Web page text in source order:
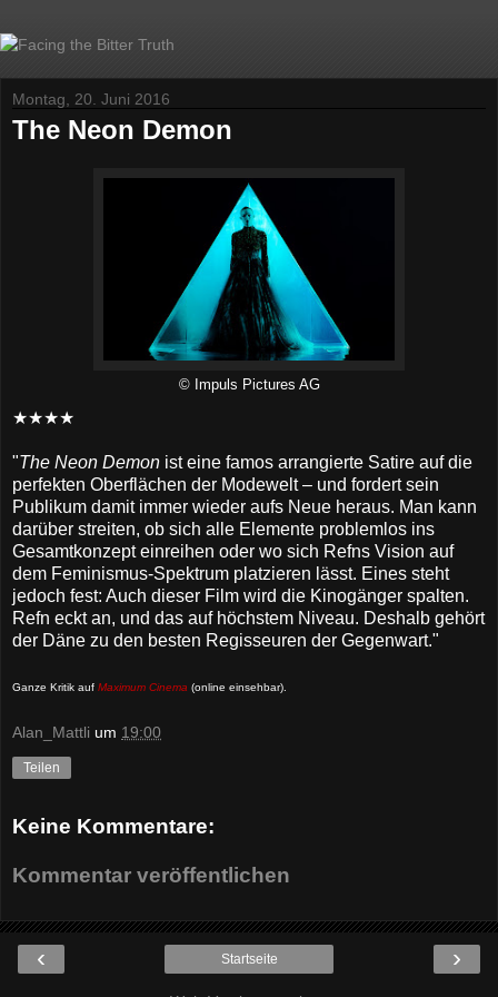
Montag, 20. Juni 2016
The Neon Demon
© Impuls Pictures AG
★★★★
"The Neon Demon ist eine famos arrangierte Satire auf die
perfekten Oberflächen der Modewelt – und fordert sein
Publikum damit immer wieder aufs Neue heraus. Man kann
darüber streiten, ob sich alle Elemente problemlos ins
Gesamtkonzept einreihen oder wo sich Refns Vision auf
dem Feminismus-Spektrum platzieren lässt. Eines steht
jedoch fest: Auch dieser Film wird die Kinogänger spalten.
Refn eckt an, und das auf höchstem Niveau. Deshalb gehört
der Däne zu den besten Regisseuren der Gegenwart."
Ganze Kritik auf Maximum Cinema (online einsehbar)
Alan_Mattli um 19:00
Teilen
Keine Kommentare:
Kommentar veröffentlichen
‹ ›
Startseite